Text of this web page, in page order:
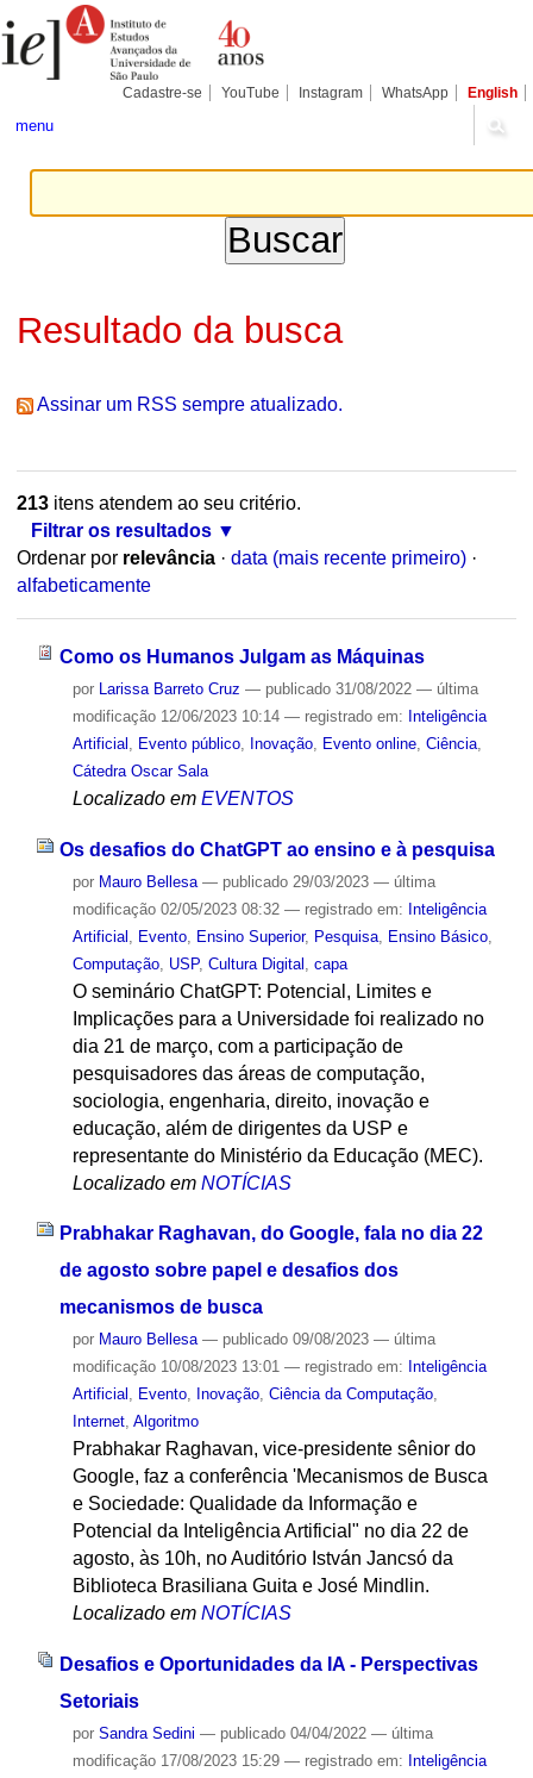
para
conteúdo.
Pessoais
Cadastre-se YouTube Instagram WhatsApp English
menu
Resultado da busca
Assinar um RSS sempre atualizado.
213itens atendem ao seu critério.
Filtrar os resultados
Ordenar por relevância · data (mais recente primeiro) ·
alfabeticamente
Como os Humanos Julgam as Máquinas
por Larissa Barreto Cruz — publicado31/08/2022 — última
modificação12/06/2023 10:14 — registrado em: Inteligência
Artificial
Evento público, Inovação, Evento online, Ciência,
Cátedra Oscar Sala
Localizado em EVENTOS
Os desafios do ChatGPT ao ensino e à pesquisa
por Mauro Bellesa — publicado29/03/2023 — última
modificação02/05/2023 08:32 — registrado em: Inteligência
Artificial
Evento, Ensino Superior, Pesquisa, Ensino Básico,
Computação, USP, Cultura Digital capa
O seminário ChatGPT: Potencial, Limites e
Implicações para a Universidade foi realizado no
dia 21 de março, com a participação de
pesquisadores das áreas de computação,
sociologia, engenharia, direito, inovação e
educação, além de dirigentes da USP e
representante do Ministério da Educação (MEC).
Localizado em NOTÍCIAS
Prabhakar Raghavan, do Google, fala no dia 22
de agosto sobre papel e desafios dos
mecanismos de busca
por Mauro Bellesa — publicado09/08/2023 — última
modificação10/08/2023 13:01 — registrado em: Inteligência
Artificial , Evento, Inovação, Ciência da Computação,
Internet, Algoritmo
Prabhakar Raghavan, vice-presidente sênior do
Google, faz a conferência 'Mecanismos de Busca
e Sociedade: Qualidade da Informação e
Potencial da Inteligência Artificial" no dia 22 de
agosto, às 10h, no Auditório István Jancsó da
Biblioteca Brasiliana Guita e José Mindlin.
Localizado em NOTÍCIAS
Desafios e Oportunidades da IA - Perspectivas
Setoriais
por Sandra Sedini — publicado04/04/2022 — última
modificação17/08/2023 15:29 — registrado em: Inteligência